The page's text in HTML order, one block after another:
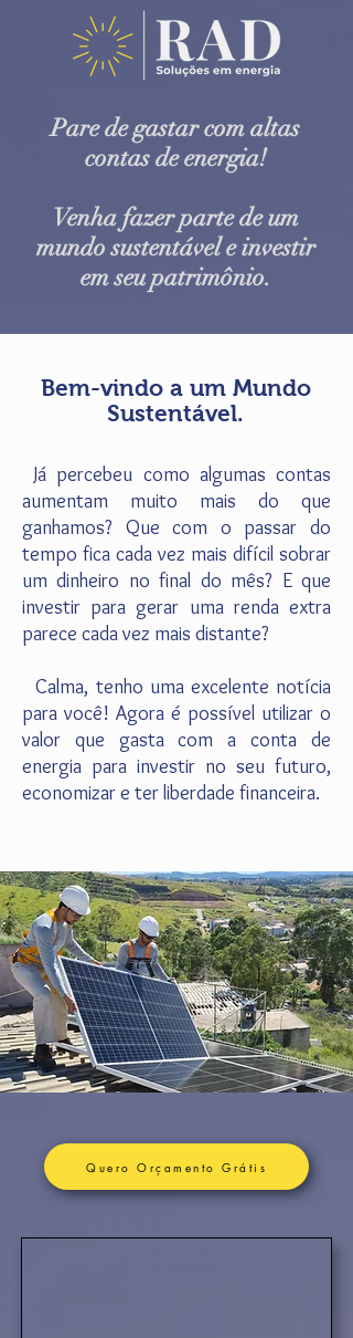
Pare de gastar com altas
contas de energia!
Venha fazer parte de um
mundo sustentável e investir
em seu patrimônio.
Bem-vindo a um Mundo
Sustentável.
Já percebeu como algumas contas
aumentam muito mais do que
ganhamos? Que com o passar do
tempo fica cada vez mais difícil sobrar
um dinheiro no final do mês? E que
investir para gerar uma renda extra
parece cada vez mais distante?
Calma, tenho uma excelente notícia
para você! Agora é possível utilizar o
valor que gasta com a conta de
energia para investir no seu futuro,
economizar e ter liberdade financeira.
Quero Orçamento Grátis